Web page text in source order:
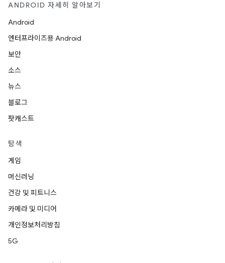
ANDROID 자세히 알아보기
Android
엔터프라이즈용 Android
보안
소스
뉴스
블로그
팟캐스트
탐색
게임
머신러닝
건강 및 피트니스
카메라 및 미디어
개인정보처리방침
5G